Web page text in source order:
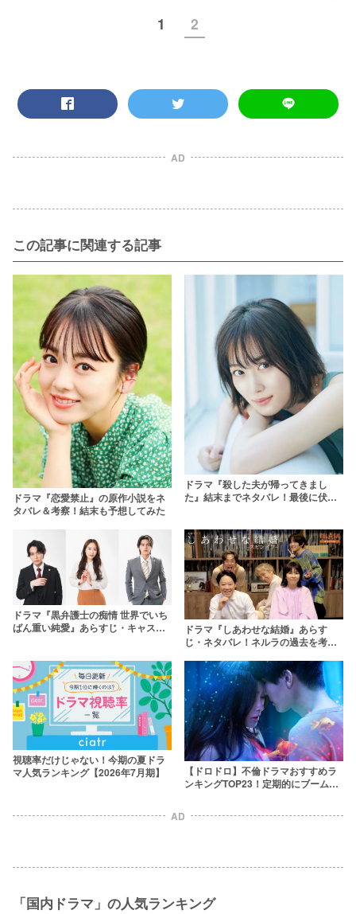
1 2
AD
この記事に関連する記事
ドラマ『恋愛禁止』の原作小説をネ
タバレ＆考察！結末も予想してみた
ドラマ『殺した夫が帰ってきまし
た』結末までネタバレ！最後に伏線
ドラマ『黒弁護士の痴情 世界でいち
ばん重い純愛』あらすじ・キャスト
ドラマ『しあわせな結婚』あらす
じ・ネタバレ！ネルラの過去を考
視聴率だけじゃない！今期の夏ドラ
マ人気ランキング【2026年7月期】
【ドロドロ】不倫ドラマおすすめラ
ンキングTOP23！定期的にブームに
AD
「国内ドラマ」の人気ランキング